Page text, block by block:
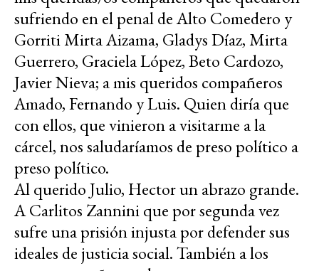
sufriendo en el penal de Alto Comedero y
Gorriti Mirta Aizama, Gladys Díaz, Mirta
Guerrero, Graciela López, Beto Cardozo,
Javier Nieva; a mis queridos compañeros
Amado, Fernando y Luis. Quien diría que
con ellos, que vinieron a visitarme a la
cárcel, nos saludaríamos de preso político a
preso político.
Al querido Julio, Hector un abrazo grande.
A Carlitos Zannini que por segunda vez
sufre una prisión injusta por defender sus
ideales de justicia social. También a los